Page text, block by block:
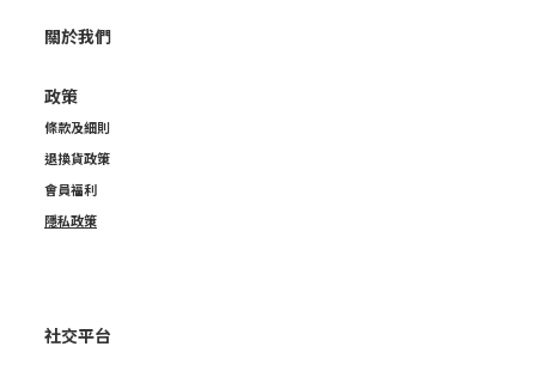
關於我們
政策
條款及細則
退換貨政策
會員福利
隱私政策
社交平台